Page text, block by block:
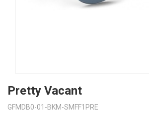
Pretty Vacant
GFMDB0-01-BKM-SMFF1PRE